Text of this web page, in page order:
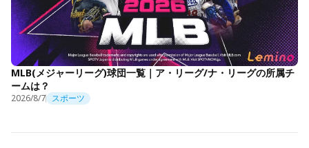
MLB(メジャーリーグ)球団一覧｜ア・リーグ/ナ・リーグの所属チ
ームは？
2026/8/7 スポーツ